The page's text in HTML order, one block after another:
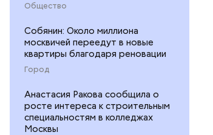
Общество
Собянин: Около миллиона
москвичей переедут в новые
квартиры благодаря реновации
Город
Анастасия Ракова сообщила о
росте интереса к строительным
специальностям в колледжах
Москвы